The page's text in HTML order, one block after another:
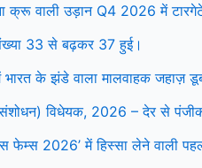
क्रू वाली उड़ान Q4 2026 में
33 से बढ़कर 37 हुई।
के झंडे वाला मालवाहक जहाज़
विधेयक, 2026 – देर से
फेम्स 2026’ में हिस्सा लेने वाली